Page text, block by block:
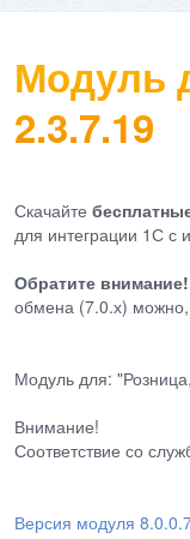
Модуль
2.3.7.19
Скачайте
для интеграции 1С с
Обратите внимание!
обмена (7.0.х) можно,
Модуль для:
Внимание!
Соответствие со
Версия модуля